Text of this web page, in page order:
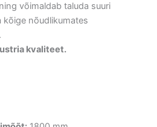
võimaldab taluda suuri
nõudlikumates
kvaliteet.